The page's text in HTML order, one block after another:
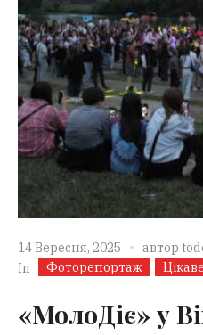
14 Вересня, 2025 автор
In
Фоторепортаж
«МолоДіє» у